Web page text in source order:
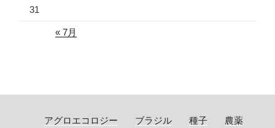
31
« 7月
アグロエコロジー ブラジル 種子 農薬